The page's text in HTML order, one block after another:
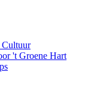
Cultuur
't Groene Hart